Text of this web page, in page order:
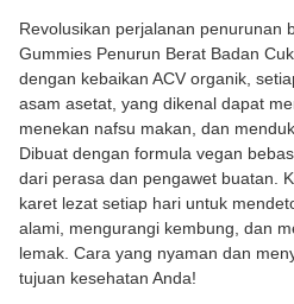
Revolusikan perjalanan penurunan
Gummies Penurun Berat Badan
dengan kebaikan ACV organik,
asam asetat, yang dikenal dapat
menekan nafsu makan, dan
Dibuat dengan formula vegan
dari perasa dan pengawet buatan.
karet lezat setiap hari untuk
alami, mengurangi kembung, dan
lemak. Cara yang nyaman dan
tujuan kesehatan Anda!